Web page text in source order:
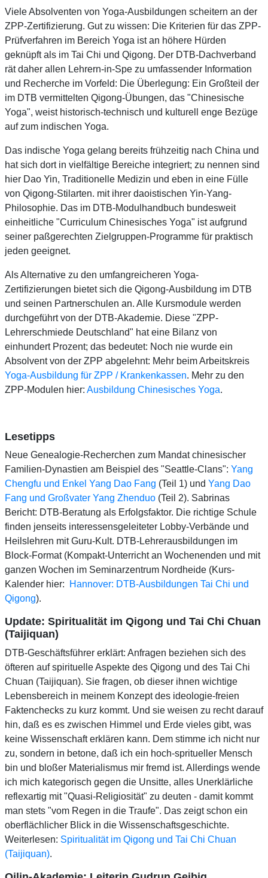
Viele Absolventen von Yoga-Ausbildungen scheitern an der
ZPP-Zertifizierung. Gut zu wissen: Die Kriterien für das ZPP-
Prüfverfahren im Bereich Yoga ist an höhere Hürden
geknüpft als im Tai Chi und Qigong. Der DTB-Dachverband
rät daher allen Lehrern-in-Spe zu umfassender Information
und Recherche im Vorfeld: Die Überlegung: Ein Großteil der
im DTB vermittelten Qigong-Übungen, das "Chinesische
Yoga", weist historisch-technisch und kulturell enge Bezüge
auf zum indischen Yoga.
Das indische Yoga gelang bereits frühzeitig nach China und
hat sich dort in vielfältige Bereiche integriert; zu nennen sind
hier Dao Yin, Traditionelle Medizin und eben in eine Fülle
von Qigong-Stilarten. mit ihrer daoistischen Yin-Yang-
Philosophie. Das im DTB-Modulhandbuch bundesweit
einheitliche "Curriculum Chinesisches Yoga" ist aufgrund
seiner paßgerechten Zielgruppen-Programme für praktisch
jeden geeignet.
Als Alternative zu den umfangreicheren Yoga-
Zertifizierungen bietet sich die Qigong-Ausbildung im DTB
und seinen Partnerschulen an. Alle Kursmodule werden
durchgeführt von der DTB-Akademie. Diese "ZPP-
Lehrerschmiede Deutschland" hat eine Bilanz von
einhundert Prozent; das bedeutet: Noch nie wurde ein
Absolvent von der ZPP abgelehnt: Mehr beim Arbeitskreis
Yoga-Ausbildung für ZPP / Krankenkassen. Mehr zu den
ZPP-Modulen hier: Ausbildung Chinesisches Yoga.
Lesetipps
Neue Genealogie-Recherchen zum Mandat chinesischer
Familien-Dynastien am Beispiel des "Seattle-Clans": Yang
Chengfu und Enkel Yang Dao Fang (Teil 1) und Yang Dao
Fang und Großvater Yang Zhenduo (Teil 2). Sabrinas
Bericht: DTB-Beratung als Erfolgsfaktor. Die richtige Schule
finden jenseits interessensgeleiteter Lobby-Verbände und
Heilslehren mit Guru-Kult. DTB-Lehrerausbildungen im
Block-Format (Kompakt-Unterricht an Wochenenden und mit
ganzen Wochen im Seminarzentrum Nordheide (Kurs-
Kalender hier:
Hannover: DTB-Ausbildungen Tai Chi und
Qigong).
Update: Spiritualität im Qigong und Tai Chi Chuan
(Taijiquan)
DTB-Geschäftsführer erklärt: Anfragen beziehen sich des
öfteren auf spirituelle Aspekte des Qigong und des Tai Chi
Chuan (Taijiquan). Sie fragen, ob dieser ihnen wichtige
Lebensbereich in meinem Konzept des ideologie-freien
Faktenchecks zu kurz kommt. Und sie weisen zu recht darauf
hin, daß es es zwischen Himmel und Erde vieles gibt, was
keine Wissenschaft erklären kann. Dem stimme ich nicht nur
zu, sondern in betone, daß ich ein hoch-spritueller Mensch
bin und bloßer Materialismus mir fremd ist. Allerdings wende
ich mich kategorisch gegen die Unsitte, alles Unerklärliche
reflexartig mit "Quasi-Religiosität" zu deuten - damit kommt
man stets "vom Regen in die Traufe". Das zeigt schon ein
oberflächlicher Blick in die Wissenschaftsgeschichte.
Weiterlesen: Spiritualität im Qigong und Tai Chi Chuan
(Taijiquan).